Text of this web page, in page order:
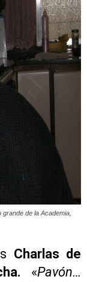
de la Academia,
Charlas de
«Pavón…